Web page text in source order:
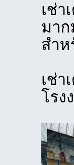
เช่า
มาก
สำห
เช่า
โรง